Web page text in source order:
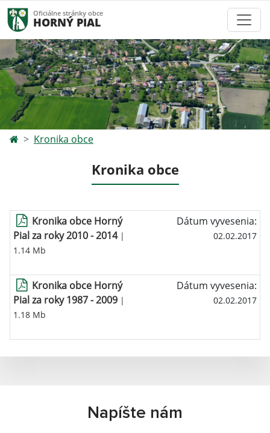
Oficiálne stránky obce
HORNÝ PIAL
Kronika obce
Kronika obce
Kronika obce Horný
Pial za roky 2010 - 2014|
1.14 Mb
Dátum vyvesenia:
02.02.2017
Kronika obce Horný
Pial za roky 1987 - 2009 |
1.18 Mb
Dátum vyvesenia:
02.02.2017
Napíšte nám